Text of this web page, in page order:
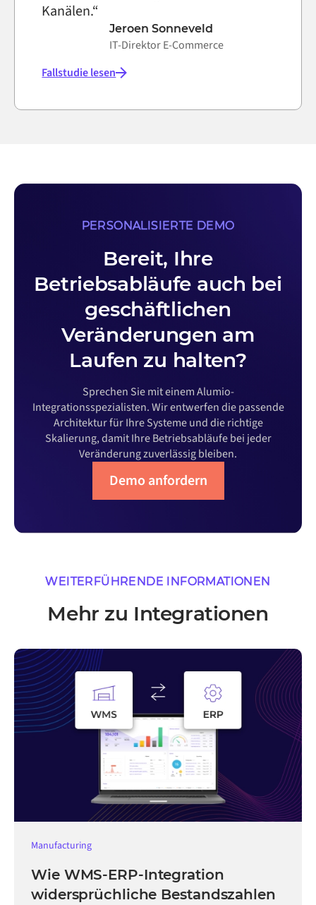
Kanälen.“
Jeroen Sonneveld
IT-Direktor E-Commerce
Fallstudie lesen
PERSONALISIERTE DEMO
Bereit, Ihre
Betriebsabläufe auch bei
geschäftlichen
Veränderungen am
Laufen zu halten?
Sprechen Sie mit einem Alumio-
Integrationsspezialisten. Wir entwerfen die passende
Architektur für Ihre Systeme und die richtige
Skalierung, damit Ihre Betriebsabläufe bei jeder
Veränderung zuverlässig bleiben.
Demo anfordern
WEITERFÜHRENDE INFORMATIONEN
Mehr zu Integrationen
Manufacturing
Wie WMS-ERP-Integration
widersprüchliche Bestandszahlen